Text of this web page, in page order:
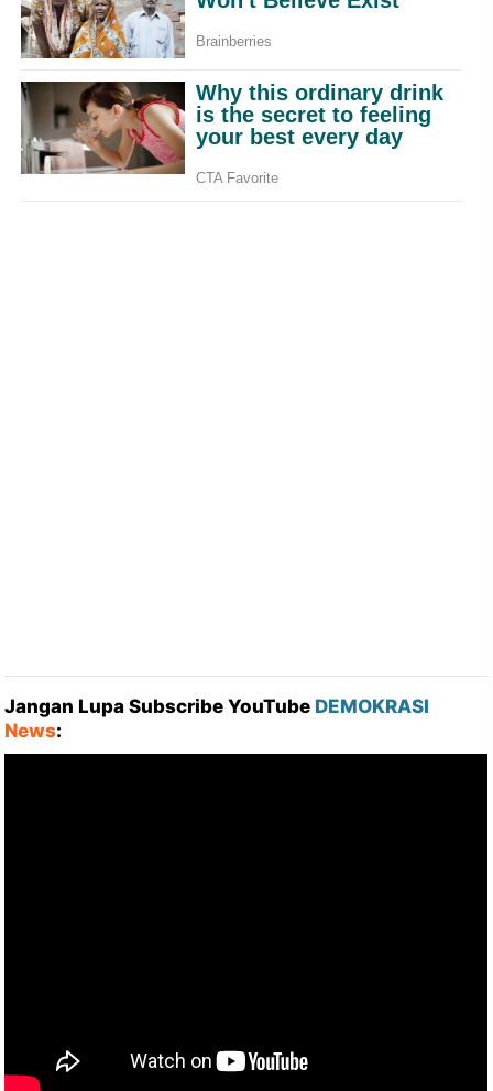
Jangan Lupa Subscribe YouTube DEMOKRASI
News: